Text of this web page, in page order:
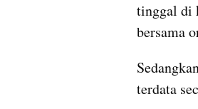
tinggal di
bersama
terdata